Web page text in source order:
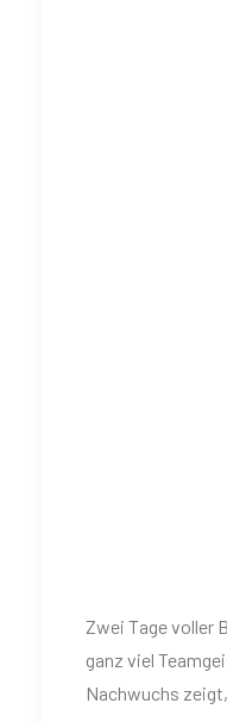
Zwei Tage voller
ganz viel
Nachwuchs